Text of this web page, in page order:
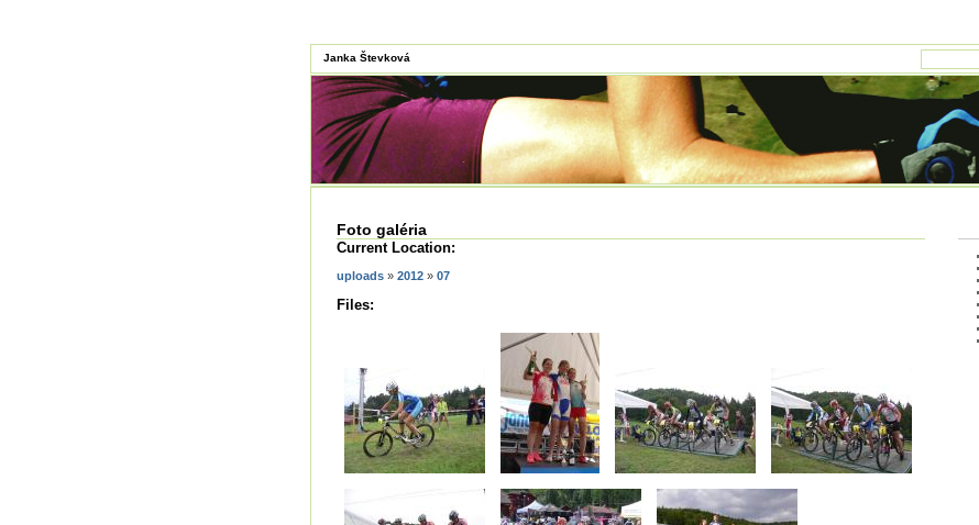
Janka Števková
Foto galéria
Current Location:
uploads » 2012 » 07
Files: